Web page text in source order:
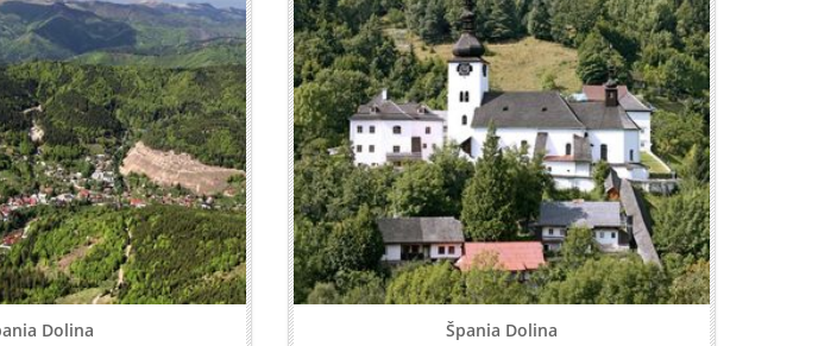
Dolina Špania Dolina